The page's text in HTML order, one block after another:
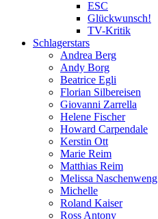
ESC
Glückwunsch!
TV-Kritik
Schlagerstars
Andrea Berg
Andy Borg
Beatrice Egli
Florian Silbereisen
Giovanni Zarrella
Helene Fischer
Howard Carpendale
Kerstin Ott
Marie Reim
Matthias Reim
Melissa Naschenweng
Michelle
Roland Kaiser
Ross Antony